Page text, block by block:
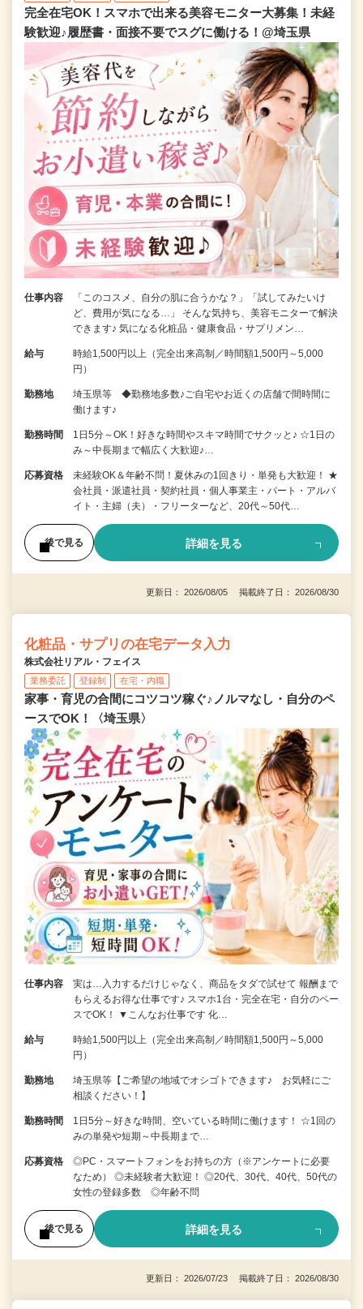
完全在宅OK！スマホで出来る美容モニター大募集！未経
験歓迎♪履歴書・面接不要でスグに働ける！@埼玉県
仕事内容
「このコスメ、自分の肌に合うかな？」「試してみたいけ
ど、費用が気になる…」 そんな気持ち、美容モニターで解決
できます♪ 気になる化粧品・健康食品・サプリメン…
給与
時給1,500円以上（完全出来高制／時間額1,500円～5,000
円）
勤務地
埼玉県等 ◆勤務地多数♪ご自宅やお近くの店舗で間時間に
働けます♪
勤務時間
1日5分～OK！好きな時間やスキマ時間でサクッと♪ ☆1日の
み～中長期まで幅広く大歓迎♪…
応募資格
未経験OK＆年齢不問！夏休みの1回きり・単発も大歓迎！ ★
会社員・派遣社員・契約社員・個人事業主・パート・アルバ
イト・主婦（夫）・フリーターなど、20代～50代…
後で見る 詳細を見る
更新日： 2026/08/05 掲載終了日： 2026/08/30
化粧品・サプリの在宅データ入力
株式会社リアル・フェイス
業務委託 登録制 在宅・内職
家事・育児の合間にコツコツ稼ぐ♪ノルマなし・自分のペ
ースでOK！〈埼玉県〉
仕事内容
実は…入力するだけじゃなく、商品をタダで試せて 報酬まで
もらえるお得な仕事です♪ スマホ1台・完全在宅・自分のペー
スでOK！ ▼こんなお仕事です 化…
給与
時給1,500円以上（完全出来高制／時間額1,500円～5,000
円）
勤務地
埼玉県等【ご希望の地域でオシゴトできます♪ お気軽にご
相談ください！】
勤務時間
1日5分～好きな時間、空いている時間に働けます！ ☆1回の
みの単発や短期～中長期まで…
応募資格
◎PC・スマートフォンをお持ちの方（※アンケートに必要
なため） ◎未経験者大歓迎！ ◎20代、30代、40代、50代の
女性の登録多数 ◎年齢不問
後で見る 詳細を見る
更新日： 2026/07/23 掲載終了日： 2026/08/30